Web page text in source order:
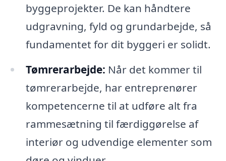
byggeprojekter. De kan håndtere
udgravning, fyld og grundarbejde, så
fundamentet for dit byggeri er solidt.
Tømrerarbejde: Når det kommer til
tømrerarbejde, har entreprenører
kompetencerne til at udføre alt fra
rammesætning til færdiggørelse af
interiør og udvendige elementer som